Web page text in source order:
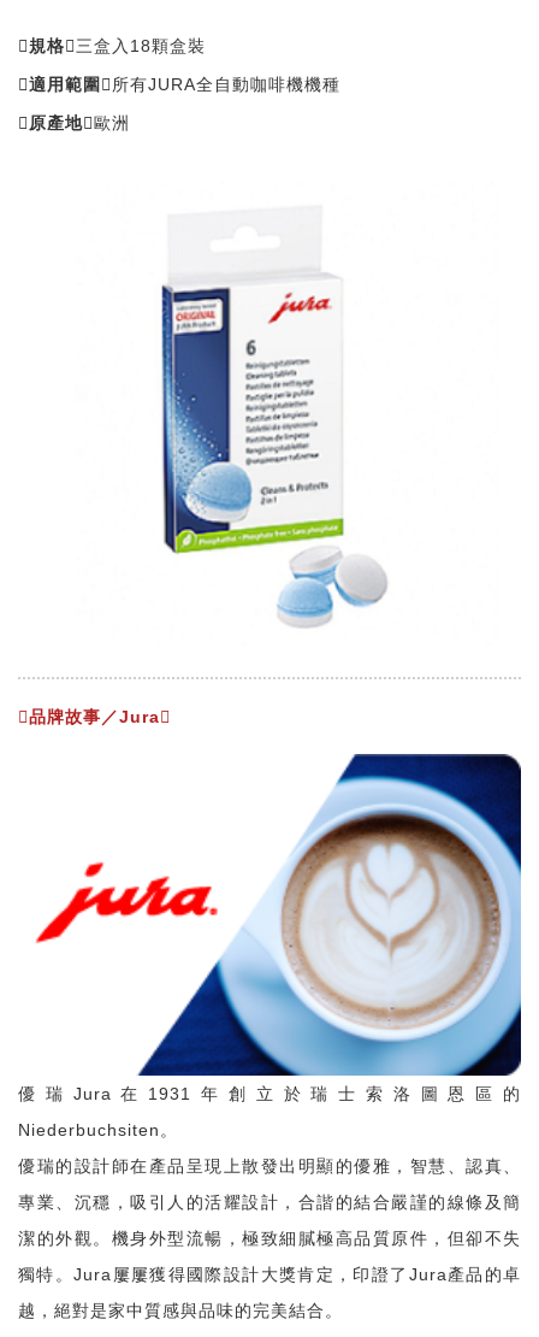
規格三盒入18顆盒裝
適用範圍所有JURA全自動咖啡機機種
原產地歐洲
品牌故事／Jura
優瑞Jura在1931年創立於瑞士索洛圖恩區的
Niederbuchsiten。
優瑞的設計師在產品呈現上散發出明顯的優雅，智慧、認真、
專業、沉穩，吸引人的活耀設計，合諧的結合嚴謹的線條及簡
潔的外觀。機身外型流暢，極致細膩極高品質原件，但卻不失
獨特。Jura屢屢獲得國際設計大獎肯定，印證了Jura產品的卓
越，絕對是家中質感與品味的完美結合。